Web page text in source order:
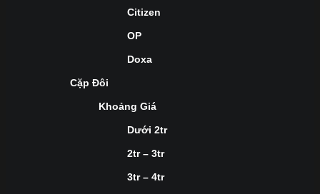
Citizen
OP
Doxa
Cặp Đôi
Khoảng Giá
Dưới 2tr
2tr – 3tr
3tr – 4tr